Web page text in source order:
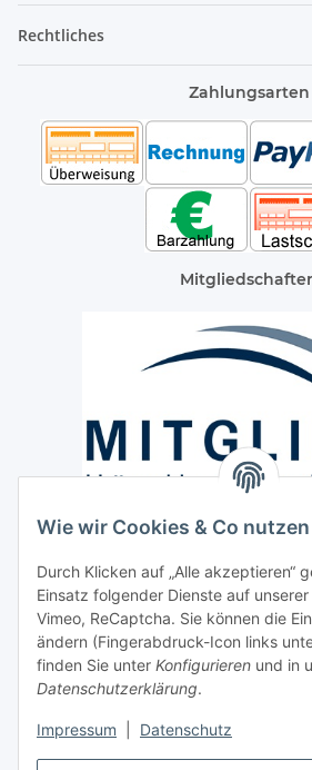
Wie wir Cookies & Co nutzen
Durch Klicken auf „Alle akzeptieren“
Einsatz folgender Dienste auf unserer
Vimeo, ReCaptcha. Sie können die
ändern (Fingerabdruck-Icon links
finden Sie unter Konfigurieren und in
Datenschutzerklärung.
Impressum Datenschutz
Rechtliches
Zahlungsarten
Paketdienst und Spedition
Regionaler Lieferservice im
Sicherheit